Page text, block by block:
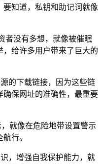
要知道，私钥和助记词就像
者没有多想，就像被催眠
给许多用户带来了巨大的
的下载链接，因为这些链
确保网址的准确性，最重要
就像在危险地带设置警示
行。
，增强自我保护能力，就